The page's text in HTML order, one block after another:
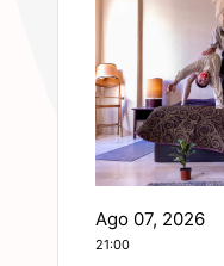
Ago 07, 2026
21:00